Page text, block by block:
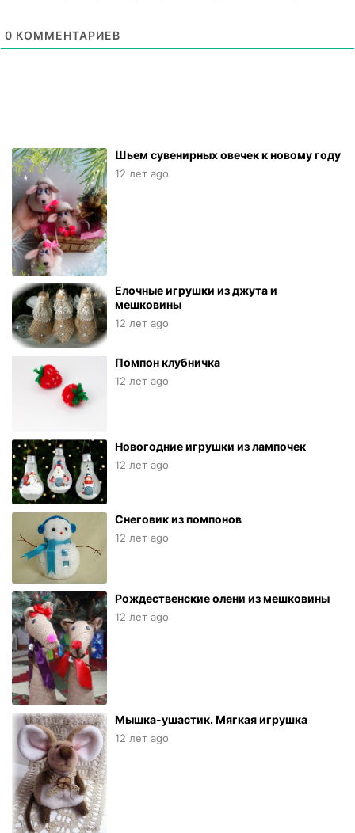
0 КОММЕНТАРИЕВ
Шьем сувенирных овечек к новому году
12 лет ago
Елочные игрушки из джута и
мешковины
12 лет ago
Помпон клубничка
12 лет ago
Новогодние игрушки из лампочек
12 лет ago
Снеговик из помпонов
12 лет ago
Рождественские олени из мешковины
12 лет ago
Мышка-ушастик. Мягкая игрушка
12 лет ago